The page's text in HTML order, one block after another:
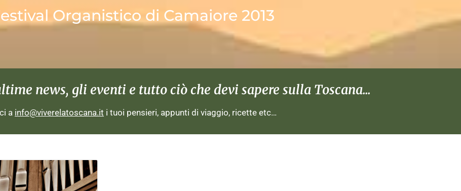
Organistico di Camaiore 2013
news, gli eventi e tutto ciò che devi sapere sulla Toscana...
a info@viverelatoscana.it i tuoi pensieri, appunti di viaggio, ricette etc…